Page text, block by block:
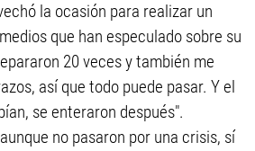
la ocasión para realizar un
que han especulado sobre su
20 veces y también me
así que todo puede pasar. Y el
se enteraron después".
no pasaron por una crisis, sí